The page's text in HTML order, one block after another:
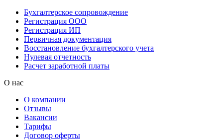
Бухгалтерское сопровождение
Регистрация ООО
Регистрация ИП
Первичная документация
Восстановление бухгалтерского учета
Нулевая отчетность
Расчет заработной платы
О нас
О компании
Отзывы
Вакансии
Тарифы
Договор оферты